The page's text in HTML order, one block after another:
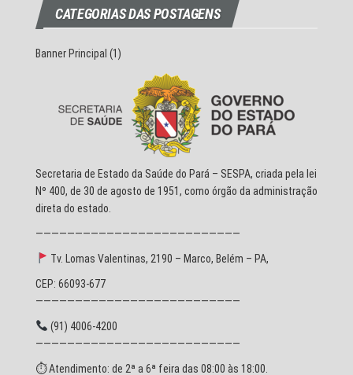
CATEGORIAS DAS POSTAGENS
Banner Principal (1)
Secretaria de Estado da Saúde do Pará – SESPA, criada pela lei
Nº 400, de 30 de agosto de 1951, como órgão da administração
direta do estado.
——————————————————————————
Tv. Lomas Valentinas, 2190 – Marco, Belém – PA,
CEP: 66093-677
——————————————————————————
(91) 4006-4200
——————————————————————————
⏱ Atendimento: de 2ª a 6ª feira das 08:00 às 18:00.